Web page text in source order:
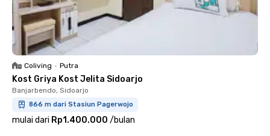
Coliving • Putra
Kost Griya Kost Jelita Sidoarjo
Banjarbendo, Sidoarjo
866 m dari Stasiun Pagerwojo
mulai dari Rp1.400.000 /bulan